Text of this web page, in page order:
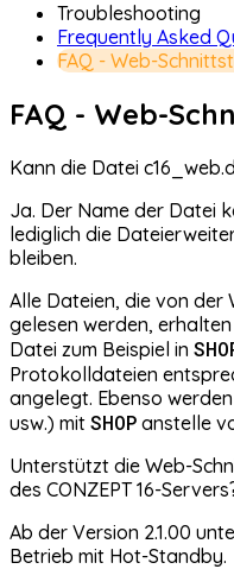
Troubleshooting
Frequently Asked
FAQ - Web-
FAQ - Web-
Kann die Datei
Ja. Der Name der Datei
lediglich die
bleiben.
Alle Dateien, die von der
gelesen werden,
Datei zum Beispiel in
Protokolldateien
angelegt. Ebenso
usw.) mit SHOP anstelle
Unterstützt die Web-
des CONZEPT 16-
Ab der Version 2.1.00
Betrieb mit Hot-Standby.